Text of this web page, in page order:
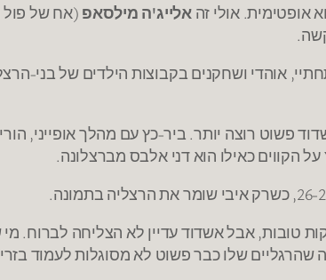
אופטימית. אולי זהאלייג'ה מילסאפ (אח של פול
אוהדי ושחקנים בקבוצות הילדים של בני-
פשוט רוצה יותר. ביר-כץ עם מהלך אופייני,
הקווים כאילו הוא דני אלבס מברצלונה.
טובות, אבל אשדוד עדיין לא הצליחה
שהרגליים שלו כבר פשוט לא מסוגלות לעמוד